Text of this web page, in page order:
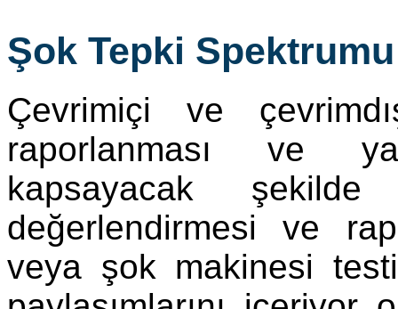
Şok Tepki Spektrumu
Çevrimiçi ve
raporlanması ve
kapsayacak
değerlendirmesi ve
veya şok makinesi